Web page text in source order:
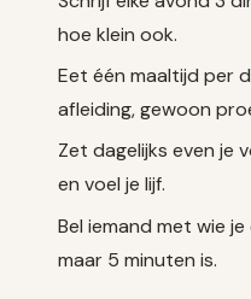
hoe klein ook.
Eet één maaltijd per
afleiding, gewoon
Zet dagelijks even je
en voel je lijf.
Bel iemand met wie
maar 5 minuten is.